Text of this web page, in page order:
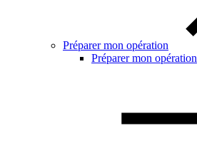
Préparer mon opération
Préparer mon opération